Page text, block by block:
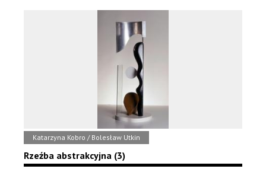
Katarzyna Kobro / Bolesław Utkin
Rzeźba abstrakcyjna (3)